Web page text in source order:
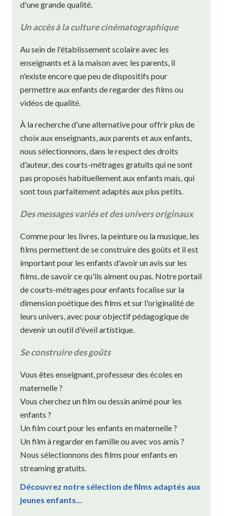
d'une grande qualité.
Un accès à la culture cinématographique
Au sein de l'établissement scolaire avec les
enseignants et à la maison avec les parents, il
n'existe encore que peu de dispositifs pour
permettre aux enfants de regarder des films ou
vidéos de qualité.
À la recherche d'une alternative pour offrir plus de
choix aux enseignants, aux parents et aux enfants,
nous sélectionnons, dans le respect des droits
d'auteur, des courts-métrages gratuits qui ne sont
pas proposés habituellement aux enfants mais, qui
sont tous parfaitement adaptés aux plus petits.
Des messages variés et des univers originaux
Comme pour les livres, la peinture ou la musique, les
films permettent de se construire des goûts et il est
important pour les enfants d'avoir un avis sur les
films, de savoir ce qu'ils aiment ou pas. Notre portail
de courts-métrages pour enfants focalise sur la
dimension poétique des films et sur l'originalité de
leurs univers, avec pour objectif pédagogique de
devenir un outil d'éveil artistique.
Se construire des goûts
Vous êtes enseignant, professeur des écoles en
maternelle ?
Vous cherchez un film ou dessin animé pour les
enfants ?
Un film court pour les enfants en maternelle ?
Un film à regarder en famille ou avec vos amis ?
Nous sélectionnons des films pour enfants en
streaming gratuits.
Découvrez notre sélection de films adaptés aux
jeunes enfants...